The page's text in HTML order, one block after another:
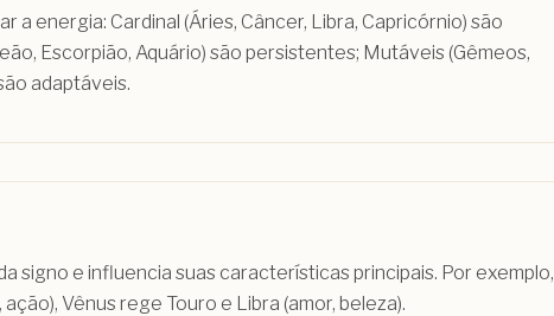
a energia: Cardinal (Áries, Câncer, Libra, Capricórnio) são
Escorpião, Aquário) são persistentes; Mutáveis (Gêmeos,
adaptáveis.
signo e influencia suas características principais. Por exemplo,
Vênus rege Touro e Libra (amor, beleza).